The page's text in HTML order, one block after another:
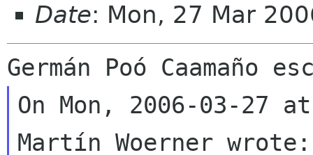
Date: Mon, 27 Mar
On Mon, 2006-03-27